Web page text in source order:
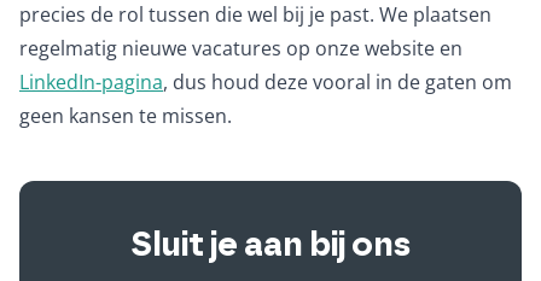
precies de rol tussen die wel bij je past. We plaatsen
regelmatig nieuwe vacatures op onze website en
LinkedIn-pagina, dus houd deze vooral in de gaten om
geen kansen te missen.
Sluit je aan bij ons